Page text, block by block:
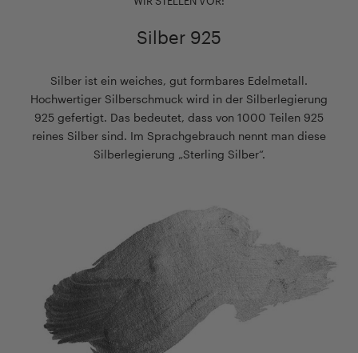
Silber 925
Silber ist ein weiches, gut formbares Edelmetall.
Hochwertiger Silberschmuck wird in der Silberlegierung
925 gefertigt. Das bedeutet, dass von 1000 Teilen 925
reines Silber sind. Im Sprachgebrauch nennt man diese
Silberlegierung „Sterling Silber“.